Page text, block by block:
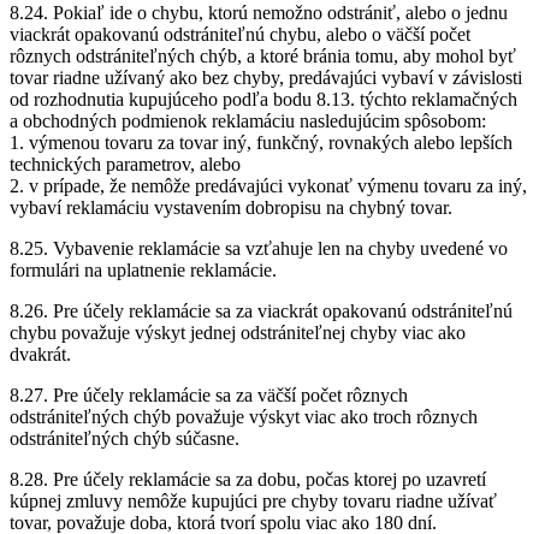
8.24. Pokiaľ ide o chybu, ktorú nemožno odstrániť, alebo o jednu
viackrát opakovanú odstrániteľnú chybu, alebo o väčší počet
rôznych odstrániteľných chýb, a ktoré bránia tomu, aby mohol byť
tovar riadne užívaný ako bez chyby, predávajúci vybaví v závislosti
od rozhodnutia kupujúceho podľa bodu 8.13. týchto reklamačných
a obchodných podmienok reklamáciu nasledujúcim spôsobom:
1. výmenou tovaru za tovar iný, funkčný, rovnakých alebo lepších
technických parametrov, alebo
2. v prípade, že nemôže predávajúci vykonať výmenu tovaru za iný,
vybaví reklamáciu vystavením dobropisu na chybný tovar.
8.25. Vybavenie reklamácie sa vzťahuje len na chyby uvedené vo
formulári na uplatnenie reklamácie.
8.26. Pre účely reklamácie sa za viackrát opakovanú odstrániteľnú
chybu považuje výskyt jednej odstrániteľnej chyby viac ako
dvakrát.
8.27. Pre účely reklamácie sa za väčší počet rôznych
odstrániteľných chýb považuje výskyt viac ako troch rôznych
odstrániteľných chýb súčasne.
8.28. Pre účely reklamácie sa za dobu, počas ktorej po uzavretí
kúpnej zmluvy nemôže kupujúci pre chyby tovaru riadne užívať
tovar, považuje doba, ktorá tvorí spolu viac ako 180 dní.